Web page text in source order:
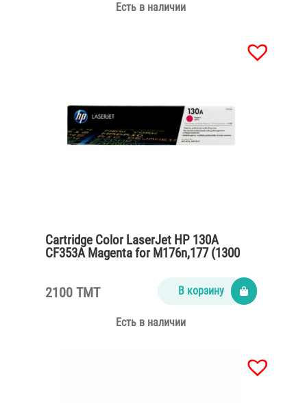
Есть в наличии
Cartridge Color LaserJet HP 130A
CF353A Magenta for M176n,177 (1300
2100 TMT В корзину
Есть в наличии